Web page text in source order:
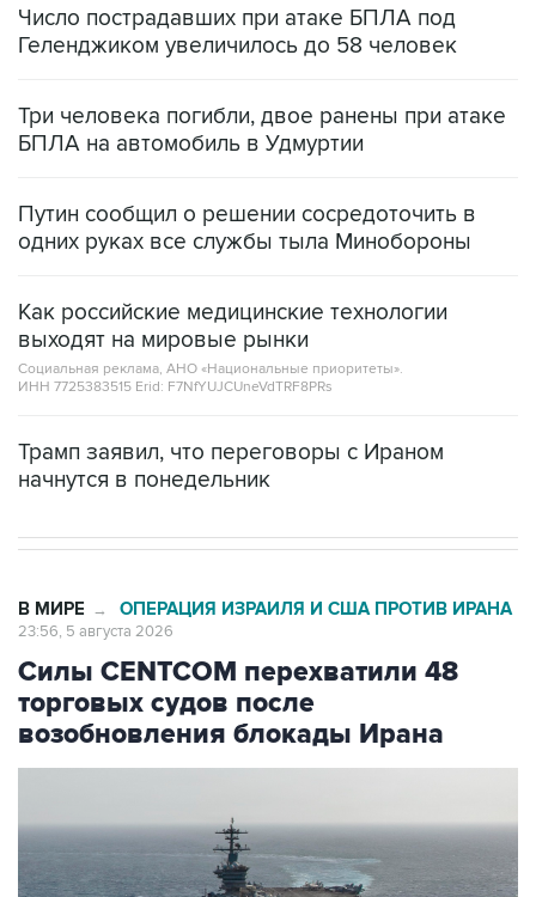
Число пострадавших при атаке БПЛА под
Геленджиком увеличилось до 58 человек
Три человека погибли, двое ранены при атаке
БПЛА на автомобиль в Удмуртии
Путин сообщил о решении сосредоточить в
одних руках все службы тыла Минобороны
Как российские медицинские технологии
выходят на мировые рынки
Социальная реклама, АНО «Национальные приоритеты».
ИНН 7725383515 Erid: F7NfYUJCUneVdTRF8PRs
Трамп заявил, что переговоры с Ираном
начнутся в понедельник
В МИРЕ → ОПЕРАЦИЯ ИЗРАИЛЯ И США ПРОТИВ ИРАНА
23:56, 5 августа 2026
Силы CENTCOM перехватили 48
торговых судов после
возобновления блокады Ирана